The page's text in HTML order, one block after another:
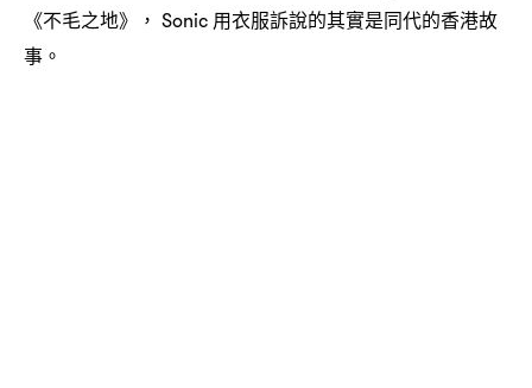
《不毛之地》 ， Sonic 用衣服訴說的其實是同代的香港故
事。